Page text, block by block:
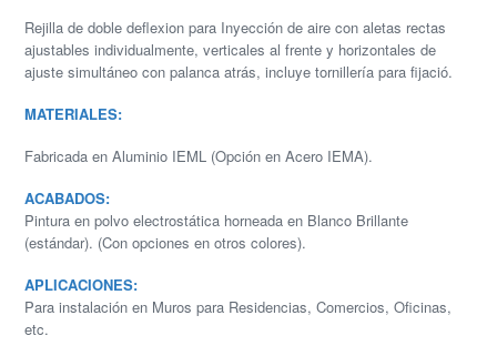
Rejilla de doble deflexion para Inyección de aire con aletas rectas
ajustables individualmente, verticales al frente y horizontales de
ajuste simultáneo con palanca atrás, incluye tornillería para fijació.
MATERIALES:
Fabricada en Aluminio IEML (Opción en Acero IEMA).
ACABADOS:
Pintura en polvo electrostática horneada en Blanco Brillante
(estándar). (Con opciones en otros colores).
APLICACIONES:
Para instalación en Muros para Residencias, Comercios, Oficinas,
etc.